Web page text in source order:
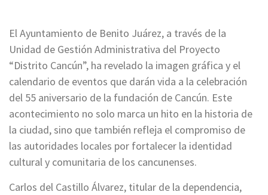
El Ayuntamiento de Benito Juárez, a través de la
Unidad de Gestión Administrativa del Proyecto
“Distrito Cancún”, ha revelado la imagen gráfica y el
calendario de eventos que darán vida a la celebración
del 55 aniversario de la fundación de Cancún. Este
acontecimiento no solo marca un hito en la historia de
la ciudad, sino que también refleja el compromiso de
las autoridades locales por fortalecer la identidad
cultural y comunitaria de los cancunenses.
Carlos del Castillo Álvarez, titular de la dependencia,